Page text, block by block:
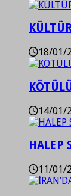
18/01/
14/01/
HALEP
11/01/